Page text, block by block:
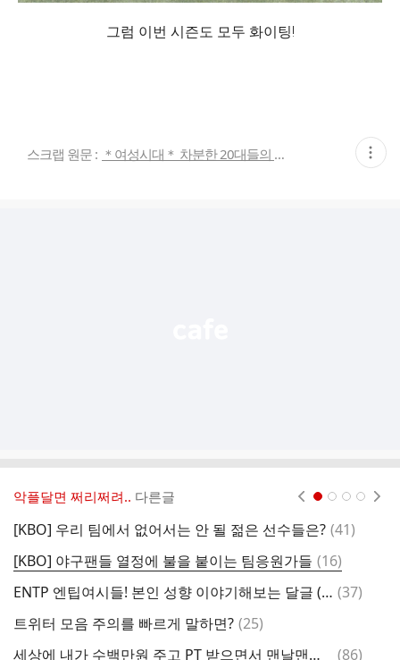
그럼 이번 시즌도 모두 화이팅!
스크랩 원문 : ＊여성시대＊ 차분한 20대들의 알흠다운 공간 현
재
악플달면 쩌리쩌려.. 다른글
[KBO] 우리 팀에서 없어서는 안 될 젊은 선수들은? 댓
(41)
[KBO] 야구팬들 열정에 불을 붙이는 팀응원가들 댓
글
(16)
ENTP 엔팁여시들! 본인 성향 이야기해보는 달글 (feat 인간관계) 캡쳐 댓
(37)
트위터 모음 주의를 빠르게 말하면? 댓
(25)
세상에 내가 수백만원 주고 PT 받으면서 맨날맨날 트레이너한테 궁금증머신으로 배운 정보 여기 다 있다.twt
댓
(86)